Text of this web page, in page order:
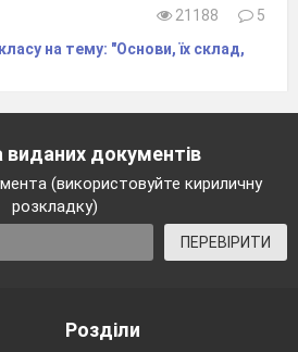
21188
5
на тему: "Основи, їх склад,
виданих документів
(використовуйте кириличну
розкладку)
ПЕРЕВІРИТИ
Розділи